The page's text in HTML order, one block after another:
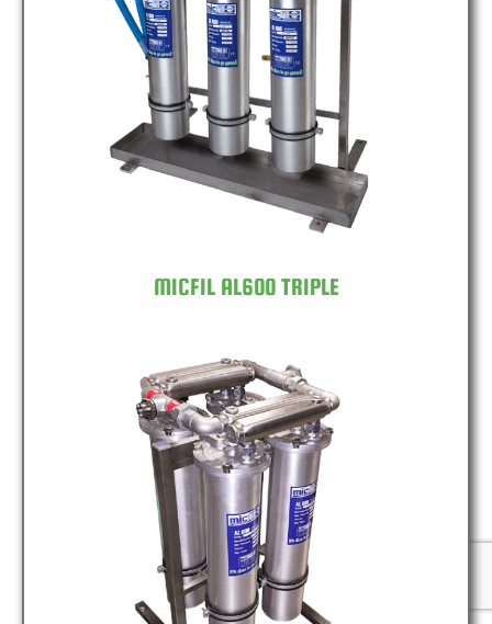
MICFIL AL600 TRIPLE
MICFIL AL600 TRIPLE
MICFIL AL600 QUAD